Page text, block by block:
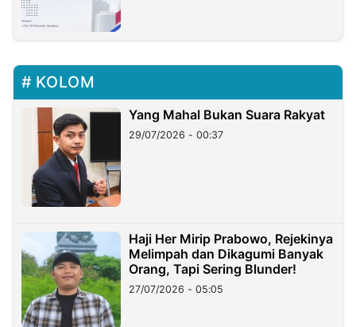
KOLOM
Yang Mahal Bukan Suara Rakyat
29/07/2026 - 00:37
Haji Her Mirip Prabowo, Rejekinya
Melimpah dan Dikagumi Banyak
Orang, Tapi Sering Blunder!
27/07/2026 - 05:05